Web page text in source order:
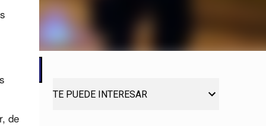
de
TE PUEDE INTERESAR